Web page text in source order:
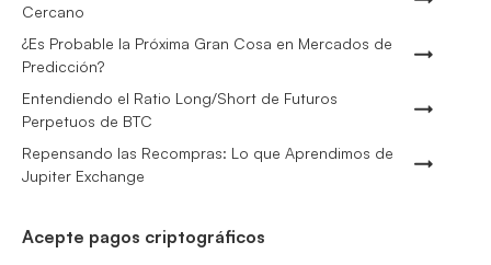
Cercano
¿Es Probable la Próxima Gran Cosa en Mercados de
Predicción?
Entendiendo el Ratio Long/Short de Futuros
Perpetuos de BTC
Repensando las Recompras: Lo que Aprendimos de
Jupiter Exchange
Acepte pagos criptográficos